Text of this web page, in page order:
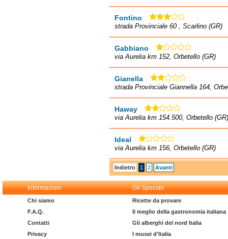
Fontino
strada Provinciale 60 , Scarlino (GR)
Gabbiano
via Aurelia km 152, Orbetello (GR)
Gianella
strada Provinciale Giannella 164,
Haway
via Aurelia km 154.500, Orbetello (GR)
Ideal
via Aurelia km 156, Orbetello (GR)
Indietro 1 2 Avanti
Informazioni Gli Speciali
Chi siamo
F.A.Q.
Contatti
Privacy
Ricette da provare
Il meglio della gastronomia italiana
Gli alberghi del nord Italia
I musei d'Italia